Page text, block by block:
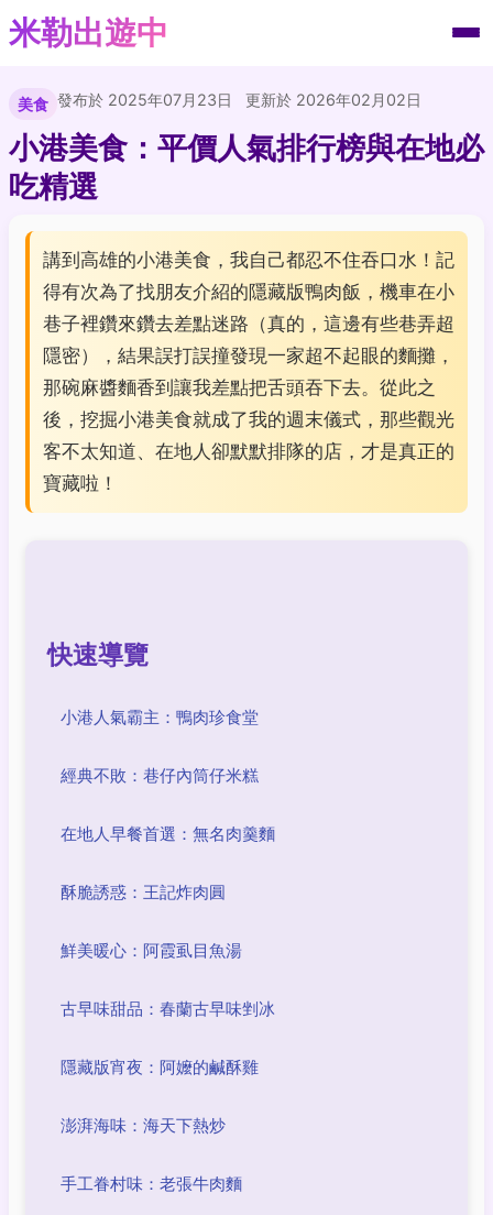
米勒出遊中
美食 發布於 2025年07月23日 更新於 2026年02月02日
小港美食：平價人氣排行榜與在地必
吃精選
講到高雄的小港美食，我自己都忍不住吞口水！記
得有次為了找朋友介紹的隱藏版鴨肉飯，機車在小
巷子裡鑽來鑽去差點迷路（真的，這邊有些巷弄超
隱密），結果誤打誤撞發現一家超不起眼的麵攤，
那碗麻醬麵香到讓我差點把舌頭吞下去。從此之
後，挖掘小港美食就成了我的週末儀式，那些觀光
客不太知道、在地人卻默默排隊的店，才是真正的
寶藏啦！
快速導覽
小港人氣霸主：鴨肉珍食堂
經典不敗：巷仔內筒仔米糕
在地人早餐首選：無名肉羹麵
酥脆誘惑：王記炸肉圓
鮮美暖心：阿霞虱目魚湯
古早味甜品：春蘭古早味剉冰
隱藏版宵夜：阿嬤的鹹酥雞
澎湃海味：海天下熱炒
手工眷村味：老張牛肉麵